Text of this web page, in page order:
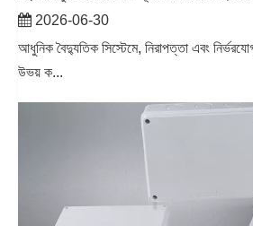
2026-06-30
আধুনিক বৈদ্যুতিক সিস্টেমে, নিরাপত্তা এবং
উভয় ক...